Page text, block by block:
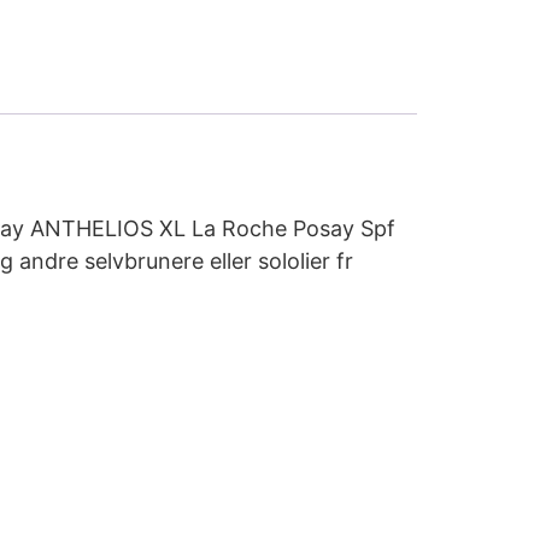
ANTHELIOS XL La Roche Posay Spf
andre selvbrunere eller sololier fr